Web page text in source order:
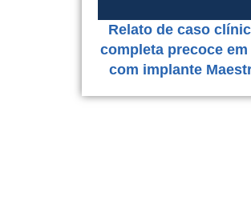
Relato de caso
completa precoce
com implante